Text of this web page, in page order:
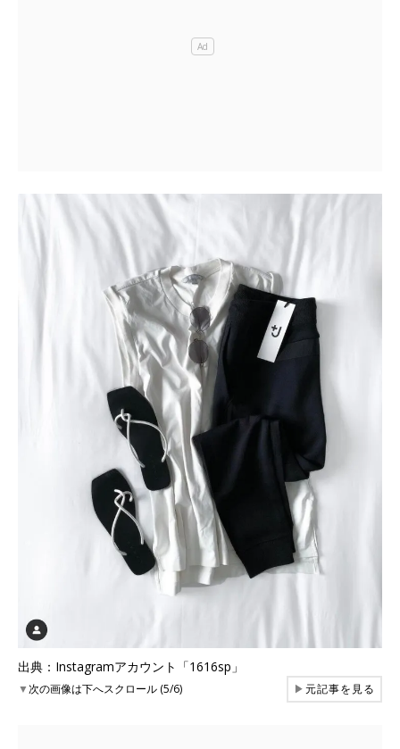
出典：Instagramアカウント「1616sp」
▼次の画像は下へスクロール (5/6) ▶元記事を見る